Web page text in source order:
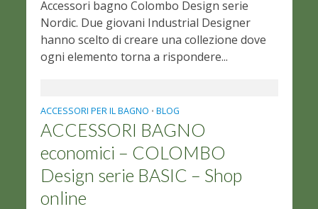
Accessori bagno Colombo Design serie
Nordic. Due giovani Industrial Designer
hanno scelto di creare una collezione dove
ogni elemento torna a rispondere...
ACCESSORI PER IL BAGNO • BLOG
ACCESSORI BAGNO
economici – COLOMBO
Design serie BASIC – Shop
online